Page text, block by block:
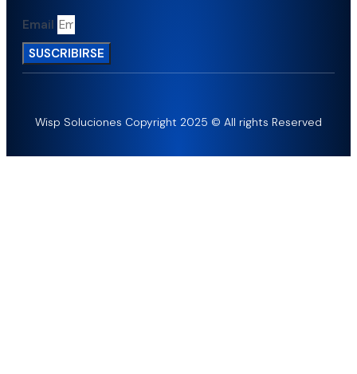
Email
SUSCRIBIRSE
Wisp Soluciones Copyright 2025 © All rights Reserved